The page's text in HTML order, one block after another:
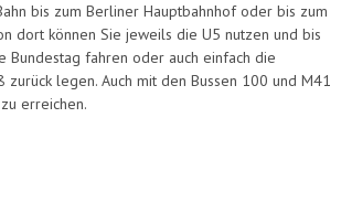
bis zum Berliner Hauptbahnhof oder bis zum
dort können Sie jeweils die U5 nutzen und bis
Bundestag fahren oder auch einfach die
legen. Auch mit den Bussen 100 und M41
erreichen.